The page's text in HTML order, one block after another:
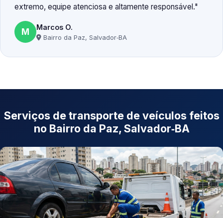
extremo, equipe atenciosa e altamente responsável.
M Marcos O.
Bairro da Paz, Salvador‑BA
Serviços de transporte de veículos feitos
no Bairro da Paz, Salvador‑BA